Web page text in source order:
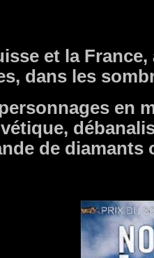
et la
dans les
en
de diamants